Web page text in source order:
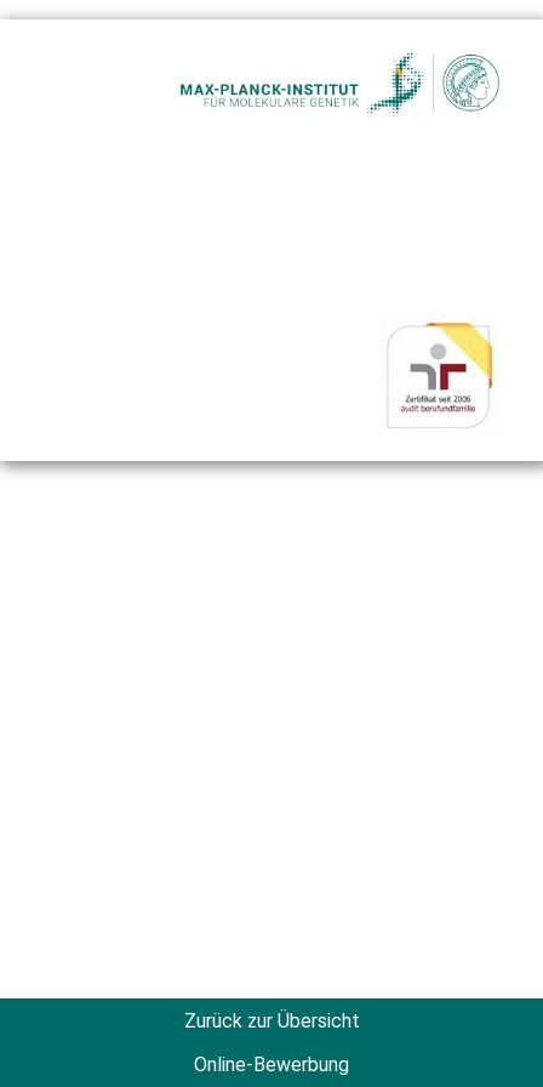
Zurück zur Übersicht
Online-Bewerbung